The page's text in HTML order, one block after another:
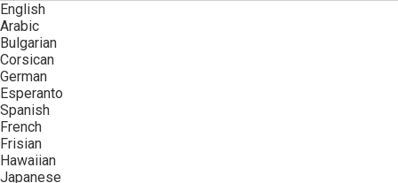
English
Arabic
Bulgarian
Corsican
German
Esperanto
Spanish
French
Frisian
Hawaiian
Japanese